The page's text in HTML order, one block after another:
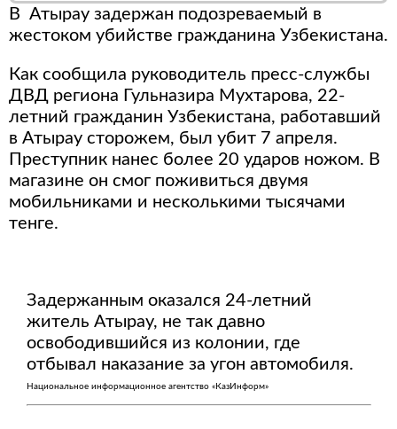
В Атырау задержан подозреваемый в
жестоком убийстве гражданина Узбекистана.
Как сообщила руководитель пресс-службы
ДВД региона Гульназира Мухтарова, 22-
летний гражданин Узбекистана, работавший
в Атырау сторожем, был убит 7 апреля.
Преступник нанес более 20 ударов ножом. В
магазине он смог поживиться двумя
мобильниками и несколькими тысячами
тенге.
Задержанным оказался 24-летний
житель Атырау, не так давно
освободившийся из колонии, где
отбывал наказание за угон автомобиля.
Национальное информационное агентство «КазИнформ»